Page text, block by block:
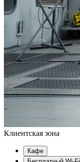
Клиентская зона
Кафе